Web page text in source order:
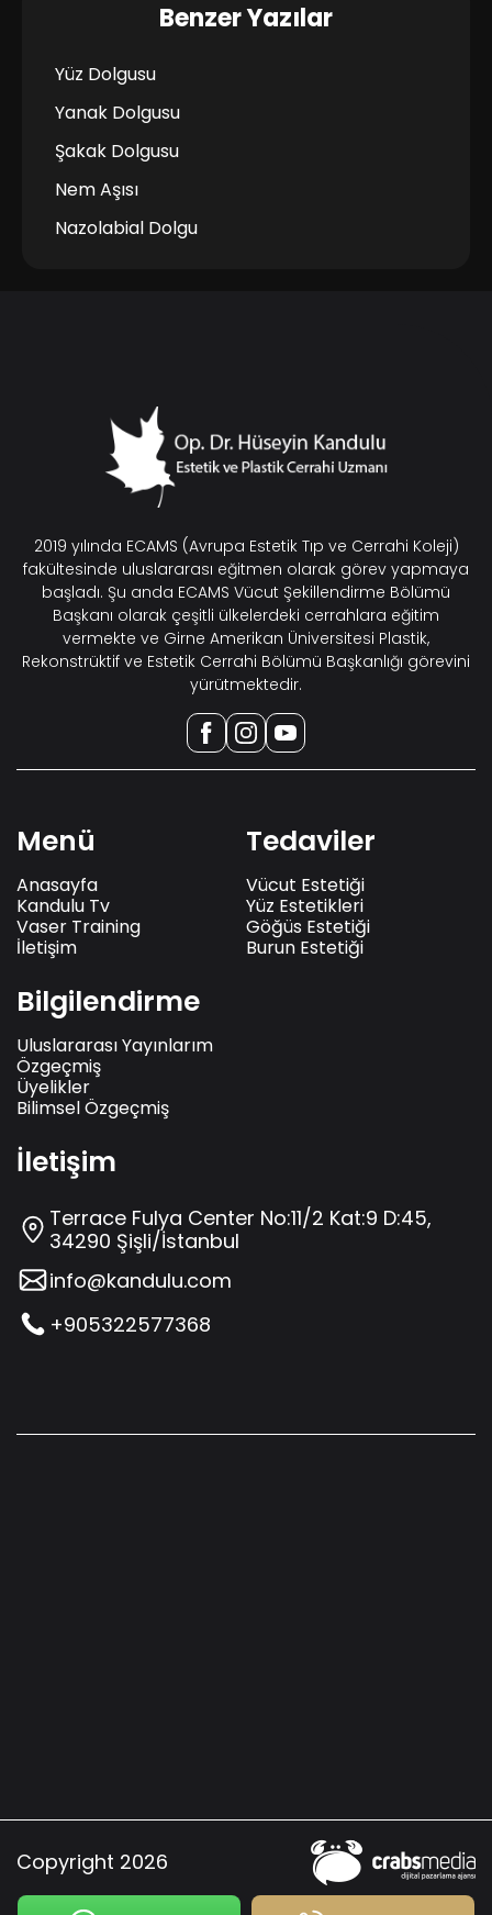
Benzer Yazılar
Yüz Dolgusu
Yanak Dolgusu
Şakak Dolgusu
Nem Aşısı
Nazolabial Dolgu
2019 yılında ECAMS (Avrupa Estetik Tıp ve Cerrahi Koleji)
fakültesinde uluslararası eğitmen olarak görev yapmaya
başladı. Şu anda ECAMS Vücut Şekillendirme Bölümü
Başkanı olarak çeşitli ülkelerdeki cerrahlara eğitim
vermekte ve Girne Amerikan Üniversitesi Plastik,
Rekonstrüktif ve Estetik Cerrahi Bölümü Başkanlığı görevini
yürütmektedir.
Menü
Anasayfa
Kandulu Tv
Vaser Training
İletişim
Tedaviler
Vücut Estetiği
Yüz Estetikleri
Göğüs Estetiği
Burun Estetiği
Bilgilendirme
Uluslararası Yayınlarım
Özgeçmiş
Üyelikler
Bilimsel Özgeçmiş
İletişim
Terrace Fulya Center No:11/2 Kat:9 D:45,
34290 Şişli/İstanbul
info@kandulu.com
+905322577368
Copyright 2026